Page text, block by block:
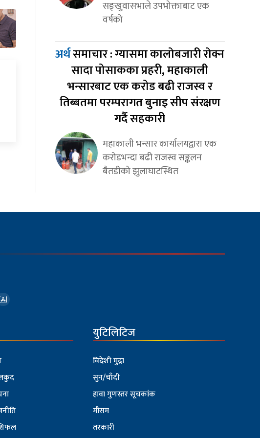
सङ्खुवासभाले उपभोक्ताबाट एक
वर्षको
अर्थसमाचार : ग्यासमा कालोबजारी रोक्न
सादा पोसाकका प्रहरी, महाकाली
भन्सारबाट एक करोड बढी राजस्व र
तिब्बतमा परम्परागत बुनाइ सीप संरक्षण
गर्दै सहकारी
महाकाली भन्सार कार्यालयद्वारा एक
करोडभन्दा बढी राजस्व सङ्कलन
बैतडीको झुलाघाटस्थित
युटिलिटिज
विदेशी मुद्रा
सुन/चाँदी
हावा गुणस्तर सूचकांक
मौसम
तरकारी